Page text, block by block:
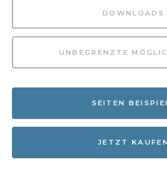
DOWNLOADS
UNBEGRENZTE
SEITEN
JETZT KAUFEN